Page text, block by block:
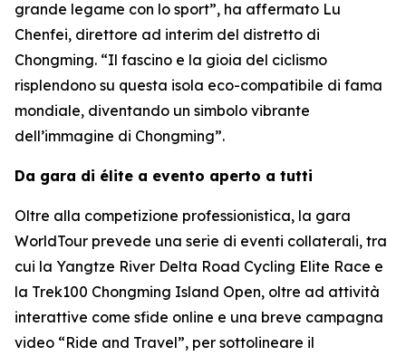
grande legame con lo sport”, ha affermato Lu
Chenfei, direttore ad interim del distretto di
Chongming. “Il fascino e la gioia del ciclismo
risplendono su questa isola eco-compatibile di fama
mondiale, diventando un simbolo vibrante
dell’immagine di Chongming”.
Da gara di élite a evento aperto a tutti
Oltre alla competizione professionistica, la gara
WorldTour prevede una serie di eventi collaterali, tra
cui la Yangtze River Delta Road Cycling Elite Race e
la Trek100 Chongming Island Open, oltre ad attività
interattive come sfide online e una breve campagna
video “Ride and Travel”, per sottolineare il